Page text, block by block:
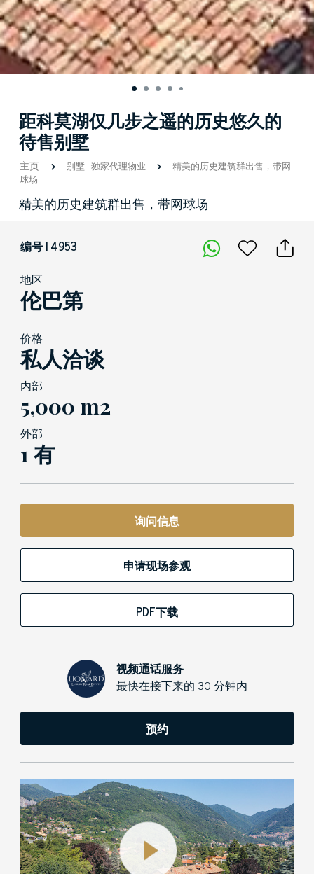
距科莫湖仅几步之遥的历史悠久的
待售别墅
主页 别墅-独家代理物业
精美的历史建筑群出售，带网
球场
精美的历史建筑群出售，带网球场
编号 | 4953
地区
伦巴第
价格
私人洽谈
内部
5,000 m2
外部
1 有
询问信息
申请现场参观
PDF下载
视频通话服务
最快在接下来的 30 分钟内
预约